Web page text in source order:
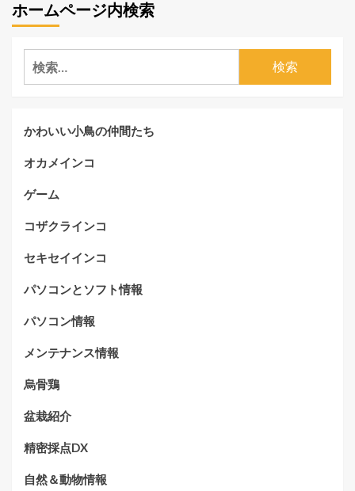
ホームページ内検索
検
索:
かわいい小鳥の仲間たち
オカメインコ
ゲーム
コザクラインコ
セキセイインコ
パソコンとソフト情報
パソコン情報
メンテナンス情報
烏骨鶏
盆栽紹介
精密採点DX
自然＆動物情報